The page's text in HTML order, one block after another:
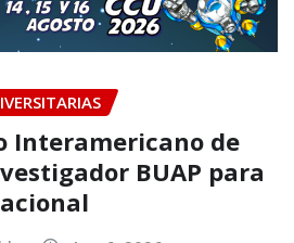
Interamericano de
BUAP para